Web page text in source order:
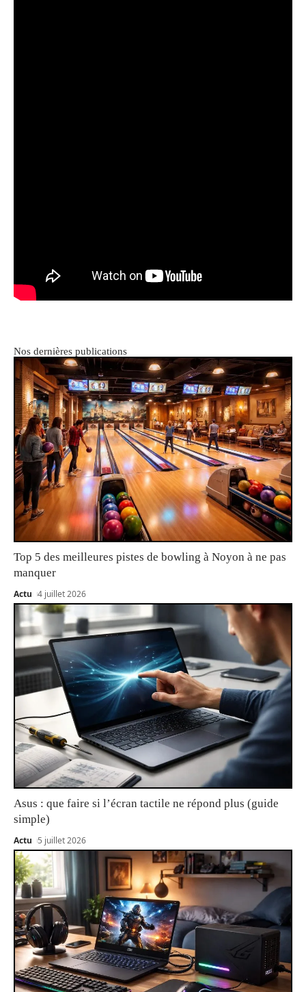
Nos dernières publications
Top 5 des meilleures pistes de bowling à Noyon à ne pas
manquer
Actu 4 juillet 2026
Asus : que faire si l’écran tactile ne répond plus (guide
simple)
Actu 5 juillet 2026